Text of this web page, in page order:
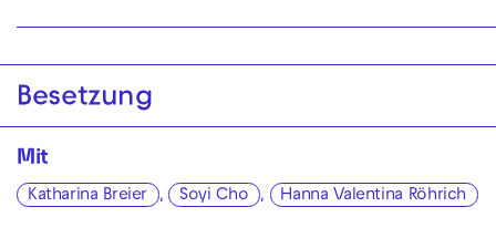
Besetzung
Mit
Katharina Breier , Soyi Cho , Hanna Valentina Röhrich